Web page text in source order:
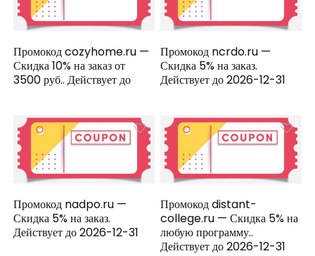
Промокод cozyhome.ru —
Скидка 10% на заказ от
3500 руб.. Действует до
Промокод ncrdo.ru —
Скидка 5% на заказ.
Действует до 2026-12-31
Промокод nadpo.ru —
Скидка 5% на заказ.
Действует до 2026-12-31
Промокод distant-
college.ru — Скидка 5% на
любую программу..
Действует до 2026-12-31